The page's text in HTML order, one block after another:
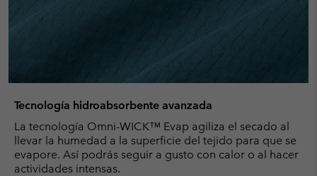
Tecnología hidroabsorbente avanzada
La tecnología Omni-WICK™ Evap agiliza el secado al
llevar la humedad a la superficie del tejido para que se
evapore. Así podrás seguir a gusto con calor o al hacer
actividades intensas.